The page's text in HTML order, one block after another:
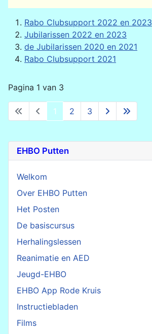
EHBO Putten
Welkom
Over EHBO Putten
Het Posten
De basiscursus
Herhalingslessen
Reanimatie en AED
Jeugd-EHBO
EHBO App Rode Kruis
Instructiebladen
Films
Rabo Clubsupport 2022 en 2023
Jubilarissen 2022 en 2023
de Jubilarissen 2020 en 2021
Rabo Clubsupport 2021
Pagina 1 van 3
1 2 3